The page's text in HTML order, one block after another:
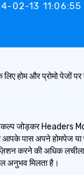
02-13 11:06:55
होम और प्रोमो पेजों पर
जोड़कर Headers
पास अपने होमपेज या
करने की अधिक
अनुभव मिलता है।